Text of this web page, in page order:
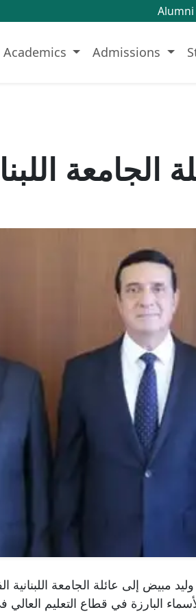
Alumni
Academics Admissions
البارزة في قطاع التعليم